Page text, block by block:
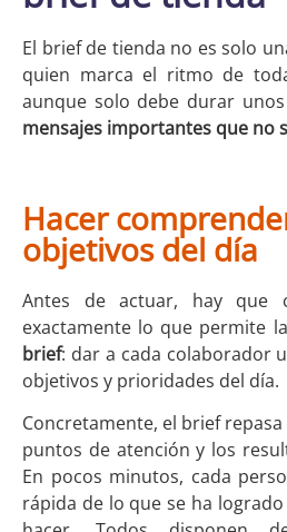
El brief de tienda no es solo
quien marca el ritmo de
aunque solo debe durar
mensajes importantes que no
Hacer
objetivos del día
Antes de actuar, hay que
exactamente lo que permite la
brief: dar a cada colaborador
objetivos y prioridades del día.
Concretamente, el brief
puntos de atención y los
En pocos minutos, cada
rápida de lo que se ha